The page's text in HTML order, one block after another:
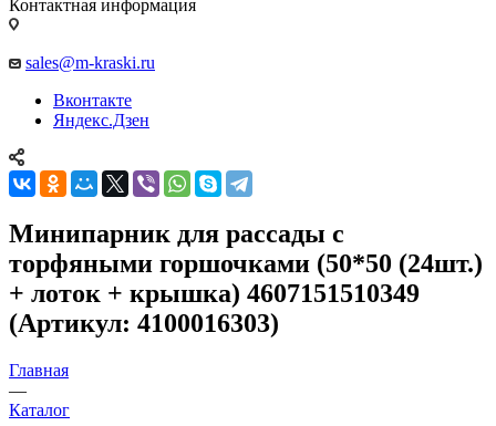
Контактная информация
sales@m-kraski.ru
Вконтакте
Яндекс.Дзен
Минипарник для рассады с
торфяными горшочками (50*50 (24шт.)
+ лоток + крышка) 4607151510349
(Артикул: 4100016303)
Главная
—
Каталог